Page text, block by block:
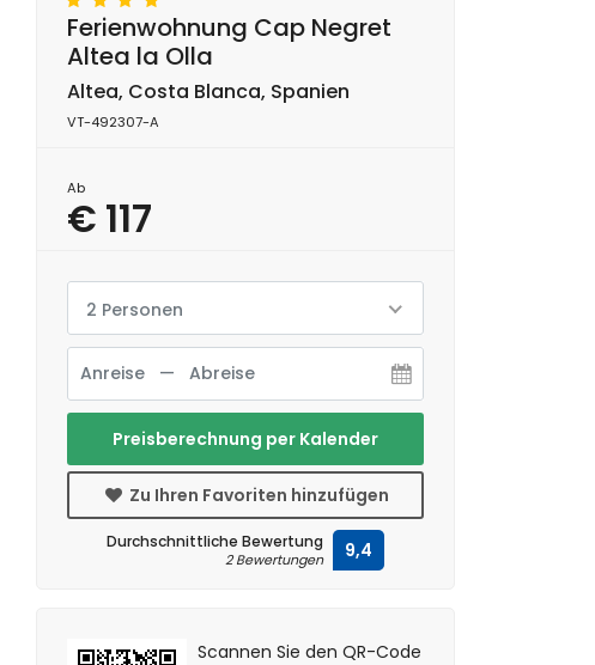
Ferienwohnung Cap Negret
Altea la Olla
Altea, Costa Blanca, Spanien
VT-492307-A
Ab
€ 117
2 Personen
Preisberechnung per Kalender
Zu Ihren Favoriten hinzufügen
Durchschnittliche Bewertung
2 Bewertungen 9,4
Scannen Sie den QR-Code